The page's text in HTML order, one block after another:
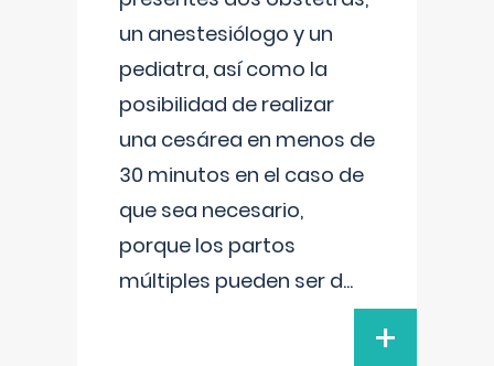
un anestesiólogo y un
pediatra, así como la
posibilidad de realizar
una cesárea en menos de
30 minutos en el caso de
que sea necesario,
porque los partos
múltiples pueden ser d...
+